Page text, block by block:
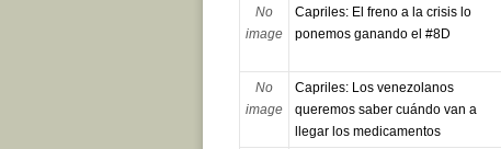
No
image
Capriles: El freno a la crisis lo
ponemos ganando el #8D
No
image
Capriles: Los venezolanos
queremos saber cuándo van a
llegar los medicamentos